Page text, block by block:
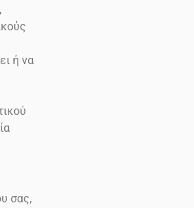
ή να
σας,